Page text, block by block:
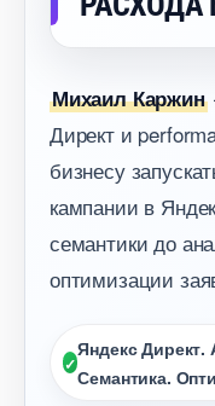
Михаил Каржин
Директ и
изнесу
кампании в
семантики до
оптимизации
Яндекс Директ.
Семантика.